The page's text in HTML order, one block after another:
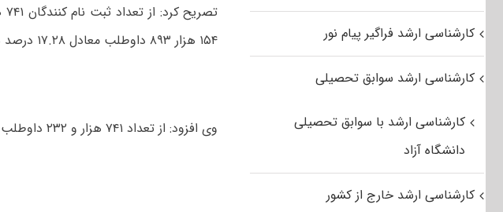
۱۵۴ هزار ۸۹۳ داوطلب معادل ۱۷.۲۸ درصد در جلسه آزمون غایب بودند.
وی افزود: از تعداد ۷۴۱ هزار و ۲۳۲ داوطلب حاضر، ۷۱ هزار و ۵۳ نفر در رشته امتحانی دوم حاضر بودند.
کارشناسی ارشد فراگیر پیام نور
کارشناسی ارشد سوابق تحصیلی
کارشناسی ارشد با سوابق تحصیلی
دانشگاه آزاد
کارشناسی ارشد خارج از کشور